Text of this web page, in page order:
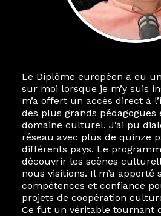
Le Diplôme européen a eu
sur moi lorsque je m’y suis
m’a offert un accès direct à
des plus grands pédagogues
domaine culturel. J’ai pu
réseau avec plus de quinze
différents pays. Le
découvrir les scènes
nous visitions. Il m’a apporté
compétences et confiance
projets de coopération
Ce fut un véritable tournant